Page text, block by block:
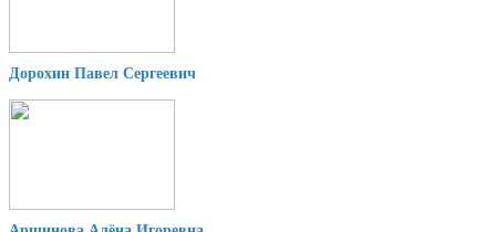
Дорохин Павел Сергеевич